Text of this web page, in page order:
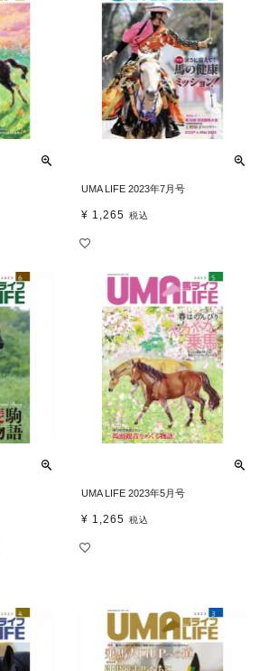
UMA LIFE 2023年7月号
¥ 1,265 税込
UMA LIFE 2023年5月号
¥ 1,265 税込